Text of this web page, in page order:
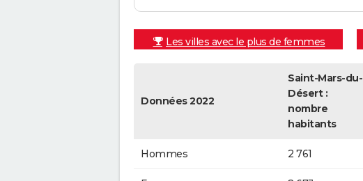
Les villes avec le plus de femmes
Données 2022
Saint-Mars-du-
Désert :
nombre
habitants
Hommes 2 761